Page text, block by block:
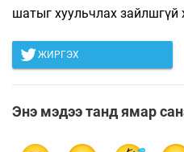
шатыг хуульчлах зайлшгүй
ЖИРГЭХ
Энэ мэдээ танд ямар